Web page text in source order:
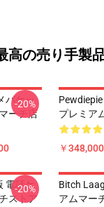
高の売り手製
バケッ
ーチ店
-20%
プレミア
￥
電話ケ
ストア
-20%
Bitch
アムマー